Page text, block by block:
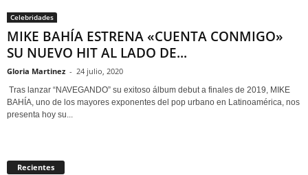
Celebridades
MIKE BAHÍA ESTRENA «CUENTA CONMIGO»
SU NUEVO HIT AL LADO DE...
Gloria Martinez - 24 julio, 2020
Tras lanzar “NAVEGANDO” su exitoso álbum debut a finales de 2019, MIKE
BAHÍA, uno de los mayores exponentes del pop urbano en Latinoamérica, nos
presenta hoy su...
Recientes